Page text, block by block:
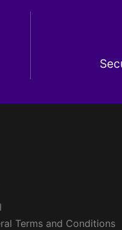
Terms and Conditions